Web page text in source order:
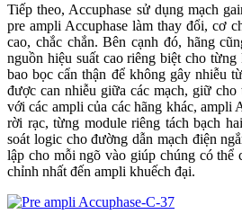
Tiếp theo, Accuphase sử dụng mạch
pre ampli Accuphase làm thay đổi, cơ
cao, chắc chắn. Bên cạnh đó, hãng
nguồn hiệu suất cao riêng biệt cho
bao bọc cẩn thận để không gây nhiễu
được can nhiễu giữa các mạch, giữ
với các ampli của các hãng khác, ampli
rời rạc, từng module riêng tách bạch
soát logic cho đường dẫn mạch điện
lập cho mỗi ngõ vào giúp chúng có thể
chỉnh nhất đến ampli khuếch đại.